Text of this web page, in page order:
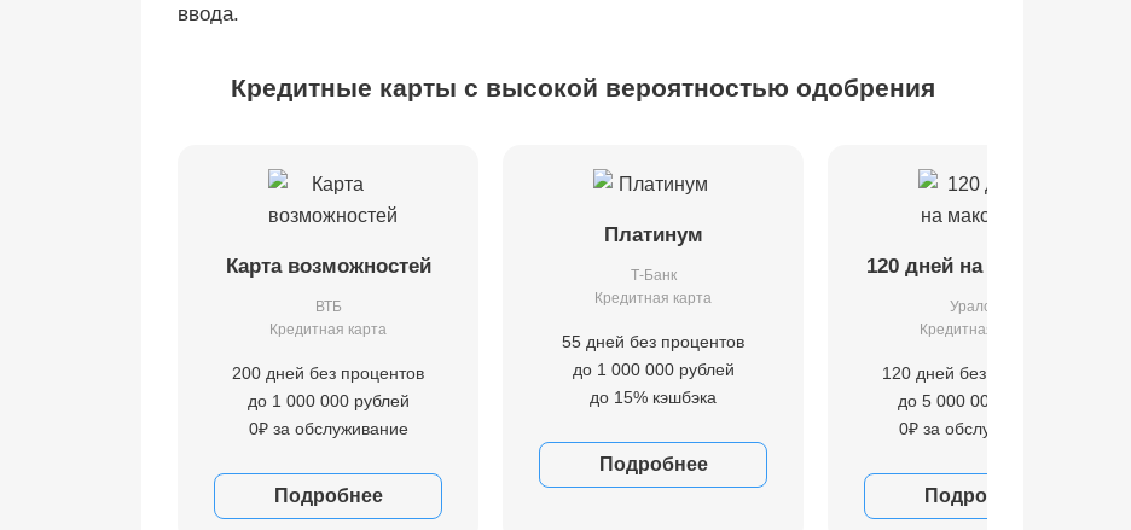
ввода.
Кредитные карты с высокой вероятностью одобрения
Карта возможностей
ВТБ
Кредитная карта
200 дней без процентов
до 1 000 000 рублей
0₽ за обслуживание
Подробнее
Платинум
Т-Банк
Кредитная карта
55 дней без процентов
до 1 000 000 рублей
до 15% кэшбэка
Подробнее
120 дней на максимум
Уралсиб
Кредитная карта
120 дней без процентов
до 5 000 000 рублей
0₽ за обслуживание
Подробнее